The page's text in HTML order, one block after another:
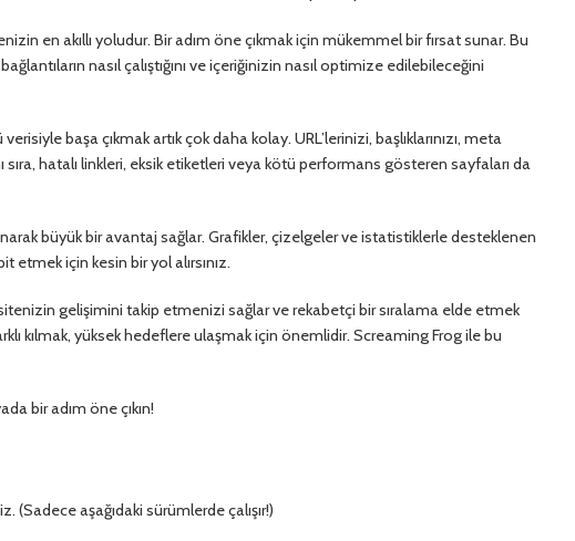
en akıllı yoludur. Bir adım öne çıkmak için mükemmel bir fırsat sunar. Bu
nasıl çalıştığını ve içeriğinizin nasıl optimize edilebileceğini
başa çıkmak artık çok daha kolay. URL’lerinizi, başlıklarınızı, meta
hatalı linkleri, eksik etiketleri veya kötü performans gösteren sayfaları da
büyük bir avantaj sağlar. Grafikler, çizelgeler ve istatistiklerle desteklenen
etmek için kesin bir yol alırsınız.
gelişimini takip etmenizi sağlar ve rekabetçi bir sıralama elde etmek
kılmak, yüksek hedeflere ulaşmak için önemlidir. Screaming Frog ile bu
bir adım öne çıkın!
aşağıdaki sürümlerde çalışır!)